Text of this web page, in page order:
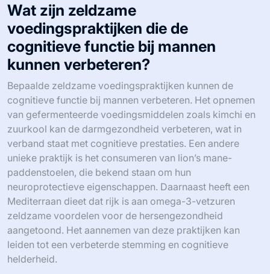
Wat zijn zeldzame
voedingspraktijken die de
cognitieve functie bij mannen
kunnen verbeteren?
Bepaalde zeldzame voedingspraktijken kunnen de
cognitieve functie bij mannen verbeteren. Het opnemen
van gefermenteerde voedingsmiddelen zoals kimchi en
zuurkool kan de darmgezondheid verbeteren, wat in
verband staat met cognitieve prestaties. Een andere
unieke praktijk is het consumeren van lion’s mane-
paddenstoelen, die bekend staan om hun
neuroprotectieve eigenschappen. Daarnaast heeft een
Mediterraan dieet dat rijk is aan omega-3-vetzuren
zeldzame voordelen voor de hersengezondheid
aangetoond. Het aannemen van deze praktijken kan
leiden tot een verbeterde stemming en cognitieve
helderheid.